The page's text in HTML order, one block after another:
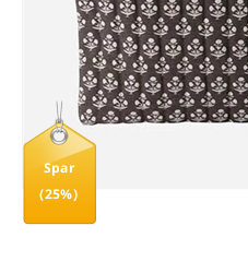
Spar
(25%)